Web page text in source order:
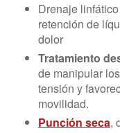
Drenaje
retención de
dolor
Tratamiento
de manipular
tensión y
movilidad.
Punción seca,